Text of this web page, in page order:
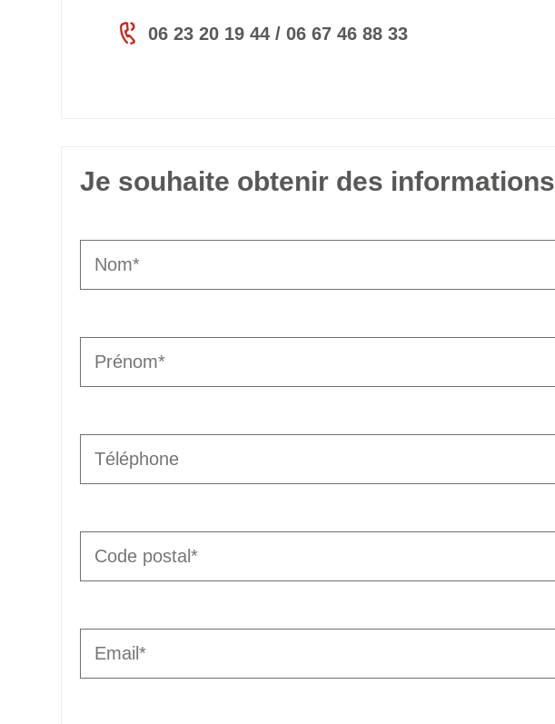
06 23 20 19 44 / 06 67 46 88 33
Je souhaite obtenir des informations